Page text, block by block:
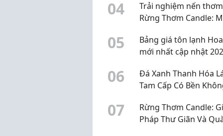
04
Trải nghiệm nến thơm
Rừng Thơm Candle:
cho góc làm việc
05
Bảng giá tôn lạnh
mới nhất cập nhật
06
Đá Xanh Thanh Hóa
Tam Cấp Có Bền
07
Rừng Thơm Candle:
Pháp Thư Giãn Và